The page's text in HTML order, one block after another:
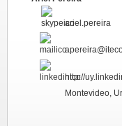
ariel.pereira
http://
Montevideo,